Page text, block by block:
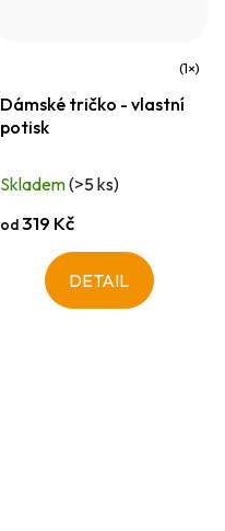
hodnocení
produktu
z
hvězdiček.
Dámské tričko - vlastní
potisk
Skladem(>5 ks)
od319 Kč
DETAIL